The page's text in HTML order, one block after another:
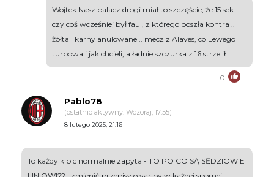
Wojtek Nasz palacz drogi miał to szczęście, że 15 sek
czy coś wcześniej był faul, z którego poszła kontra ..
żółta i karny anulowane .. mecz z Alaves, co Lewego
turbowali jak chcieli, a ładnie szczurka z 16 strzelił
0
Pablo78
(ostatnio aktywny: Wczoraj, 17:55)
8 lutego 2025, 21:16
To każdy kibic normalnie zapyta - TO PO CO SĄ SĘDZIOWIE